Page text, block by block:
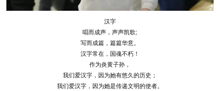
汉字
唱而成声，声声凯歌;
写而成篇，篇篇华意。
汉字常在，国魂不朽！
作为炎黄子孙，
我们爱汉字，因为她有悠久的历史；
我们爱汉字，因为她是传递文明的使者。